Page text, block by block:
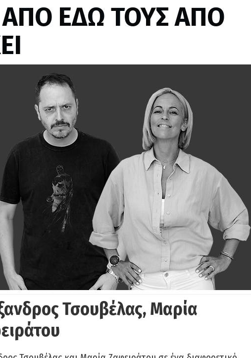
ΑΠΟ ΕΔΩ ΤΟΥΣ ΑΠΟ
Τσουβέλας, Μαρία